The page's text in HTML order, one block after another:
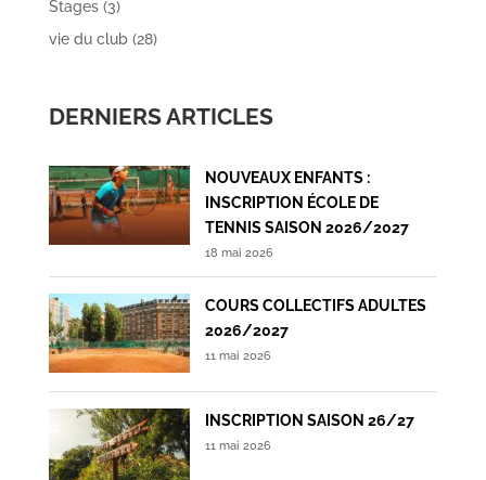
Stages(3)
vie du club(28)
DERNIERS ARTICLES
NOUVEAUX ENFANTS :
INSCRIPTION ÉCOLE DE
TENNIS SAISON 2026/2027
18 mai 2026
COURS COLLECTIFS ADULTES
2026/2027
11 mai 2026
INSCRIPTION SAISON 26/27
11 mai 2026